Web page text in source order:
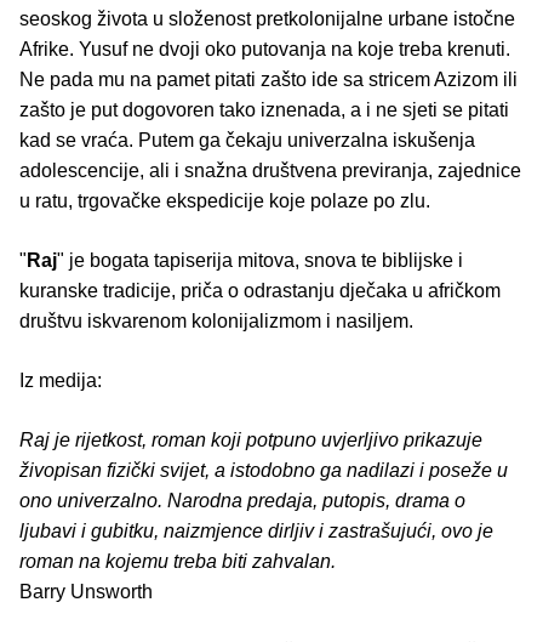
seoskog života u složenost pretkolonijalne urbane istočne
Afrike. Yusuf ne dvoji oko putovanja na koje treba krenuti.
Ne pada mu na pamet pitati zašto ide sa stricem Azizom ili
zašto je put dogovoren tako iznenada, a i ne sjeti se pitati
kad se vraća. Putem ga čekaju univerzalna iskušenja
adolescencije, ali i snažna društvena previranja, zajednice
u ratu, trgovačke ekspedicije koje polaze po zlu.
" Raj" je bogata tapiserija mitova, snova te biblijske i
kuranske tradicije, priča o odrastanju dječaka u afričkom
društvu iskvarenom kolonijalizmom i nasiljem.
Iz medija:
Raj je rijetkost, roman koji potpuno uvjerljivo prikazuje
živopisan fizički svijet, a istodobno ga nadilazi i poseže u
ono univerzalno. Narodna predaja, putopis, drama o
ljubavi i gubitku, naizmjence dirljiv i zastrašujući, ovo je
roman na kojemu treba biti zahvalan.
Barry Unsworth